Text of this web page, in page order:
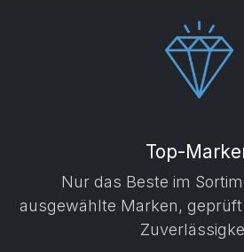
Top-
Nur das Beste im
ausgewählte Marken,